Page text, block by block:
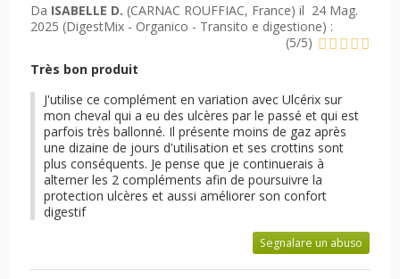
Da ISABELLE D. (CARNAC ROUFFIAC, France) il 24 Mag.
2025 (DigestMix - Organico - Transito e digestione) :
(5/5)
Très bon produit
J'utilise ce complément en variation avec Ulcérix sur
mon cheval qui a eu des ulcères par le passé et qui est
parfois très ballonné. Il présente moins de gaz après
une dizaine de jours d'utilisation et ses crottins sont
plus conséquents. Je pense que je continuerais à
alterner les 2 compléments afin de poursuivre la
protection ulcères et aussi améliorer son confort
digestif
Segnalare un abuso